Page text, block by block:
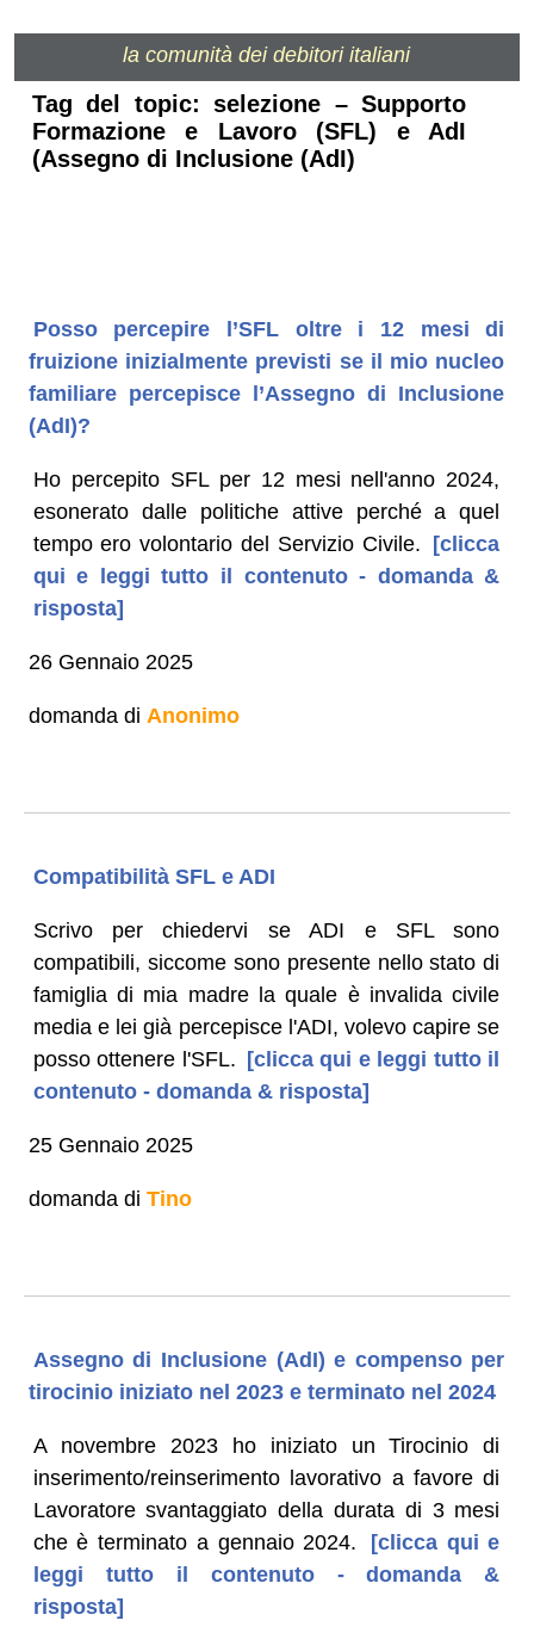
la comunità dei debitori italiani
Tag del topic: selezione – Supporto
Formazione e Lavoro (SFL) e AdI
(Assegno di Inclusione (AdI)
Posso percepire l’SFL oltre i 12 mesi di
fruizione inizialmente previsti se il mio nucleo
familiare percepisce l’Assegno di Inclusione
(AdI)?
Ho percepito SFL per 12 mesi nell'anno 2024,
esonerato dalle politiche attive perché a quel
tempo ero volontario del Servizio Civile. [clicca
qui e leggi tutto il contenuto - domanda &
risposta]
26 Gennaio 2025
domanda di Anonimo
Compatibilità SFL e ADI
Scrivo per chiedervi se ADI e SFL sono
compatibili, siccome sono presente nello stato di
famiglia di mia madre la quale è invalida civile
media e lei già percepisce l'ADI, volevo capire se
posso ottenere l'SFL. [clicca qui e leggi tutto il
contenuto - domanda & risposta]
25 Gennaio 2025
domanda di Tino
Assegno di Inclusione (AdI) e compenso per
tirocinio iniziato nel 2023 e terminato nel 2024
A novembre 2023 ho iniziato un Tirocinio di
inserimento/reinserimento lavorativo a favore di
Lavoratore svantaggiato della durata di 3 mesi
che è terminato a gennaio 2024.
[clicca qui e
leggi tutto il contenuto - domanda &
risposta]